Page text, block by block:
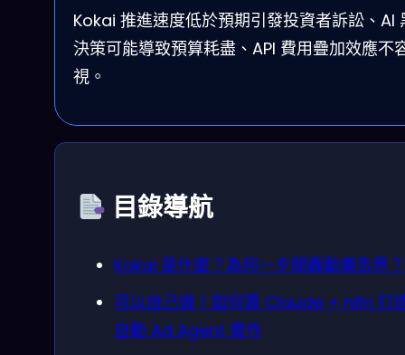
Kokai 推進速度低於預期引發投資者訴訟、AI
決策可能導致預算耗盡、API 費用疊加效應不
視。
目錄導航
Kokai 是什麼？為何一夕間轟動廣告界？
可以自己做！如何靠 Claude + n8n 打
自動 Ad Agent 實作